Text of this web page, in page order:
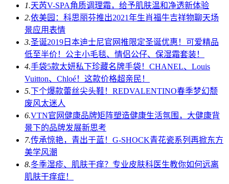
1.天芮V-SPA角质调理霜，给予肌肤温和净透新体验
2.依美园：科思丽芬推出2021年生肖福牛吉祥物聊天场
景应用表情
3.圣诞2019日本迪士尼官网推限定圣诞优惠！可爱精品
低至半价！公主小毛毯、情侣公仔、保湿霜套装！
4.手袋5款太妍私下珍藏名牌手袋！CHANEL、Louis
Vuitton、Chloé！这款价格超亲民！
5.下个爆款蕾丝尖头鞋！REDVALENTINO春季梦幻颓
废风太迷人
6.VTN官网健康品牌矩阵塑造健康生活氛围，大健康背
景下的品牌发展新思考
7.传承惊艳，青出于蓝！G-SHOCK青花瓷系列再掀东方
美学风潮
8.冬季湿疹、肌肤干痒？专业皮肤科医生教你如何远离
肌肤干痒症！